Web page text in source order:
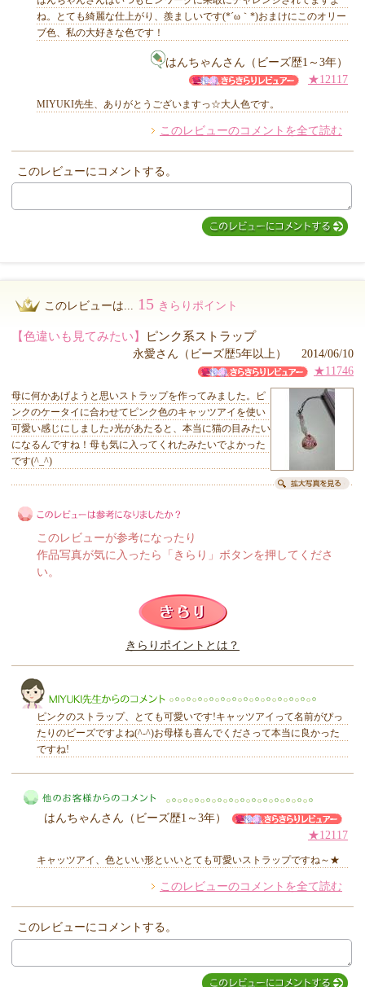
ね。とても綺麗な仕上がり、羨ましいです(*´ω｀*)おまけにこのオリー
ブ色、私の大好きな色です！
はんちゃんさん（ビーズ歴1～3年）
★12117
MIYUKI先生、ありがとうございますっ☆大人色です。
このレビューのコメントを全て読む
このレビューにコメントする。
このレビューは... 15 きらりポイント
【色違いも見てみたい】 ピンク系ストラップ
永愛さん（ビーズ歴5年以上） 2014/06/10
★11746
母に何かあげようと思いストラップを作ってみました。ピ
ンクのケータイに合わせてピンク色のキャッツアイを使い
可愛い感じにしました♪光があたると、本当に猫の目みたい
になるんですね！母も気に入ってくれたみたいでよかった
です(^_^)
このレビューは参考になりましたか？
このレビューが参考になったり
作品写真が気に入ったら「きらり」ボタンを押してくださ
い。
きらりポイントとは？
MIYUKI先生からのコメント
ピンクのストラップ、とても可愛いです!キャッツアイって名前がぴっ
たりのビーズですよね(^-^)お母様も喜んでくださって本当に良かった
ですね!
他のお客様からのコメント
はんちゃんさん（ビーズ歴1～3年）
★12117
キャッツアイ、色といい形といいとても可愛いストラップですね～★
このレビューのコメントを全て読む
このレビューにコメントする。